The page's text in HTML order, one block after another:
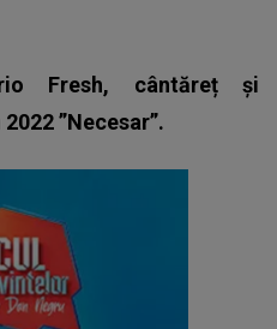
Fresh, cântăreț și
”Necesar”.